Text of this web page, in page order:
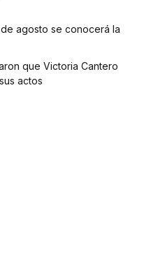
agosto se conocerá la
que Victoria Cantero
actos